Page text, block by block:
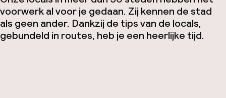
voorwerk al voor je gedaan. Zij kennen de stad
als geen ander. Dankzij de tips van de locals,
gebundeld in routes, heb je een heerlijke tijd.